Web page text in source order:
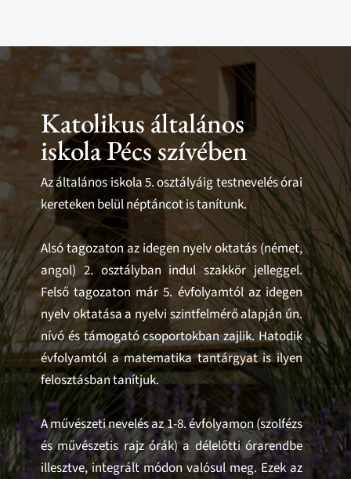
Videólejátszó
Katolikus általános
iskola Pécs szívében
Az általános iskola 5. osztályáig testnevelés órai
kereteken belül néptáncot is tanítunk.
Alsó tagozaton az idegen nyelv oktatás (német,
angol) 2. osztályban indul szakkör jelleggel.
Felső tagozaton már 5. évfolyamtól az idegen
nyelv oktatása a nyelvi szintfelmérő alapján ún.
nívó és támogató csoportokban zajlik. Hatodik
évfolyamtól a matematika tantárgyat is ilyen
felosztásban tanítjuk.
A művészeti nevelés az 1-8. évfolyamon (szolfézs
és művészetis rajz órák) a délelőtti órarendbe
illesztve, integrált módon valósul meg. Ezek az